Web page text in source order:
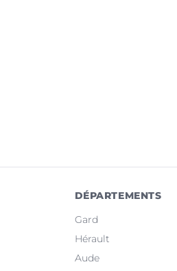
DÉPARTEMENTS
Gard
Hérault
Aude